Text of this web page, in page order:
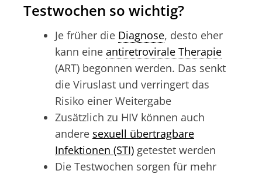
Testwochen so wichtig?
Je früher die Diagnose, desto eher
kann eine antiretrovirale Therapie
(ART) begonnen werden. Das senkt
die Viruslast und verringert das
Risiko einer Weitergabe
Zusätzlich zu HIV können auch
andere sexuell übertragbare
Infektionen (STI) getestet werden
Die Testwochen sorgen für mehr